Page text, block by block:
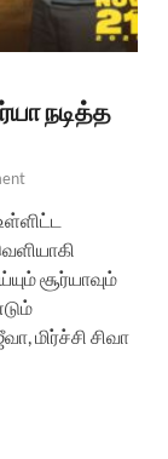
நடித்த
சூர்யாவும்
மிர்ச்சி சிவா